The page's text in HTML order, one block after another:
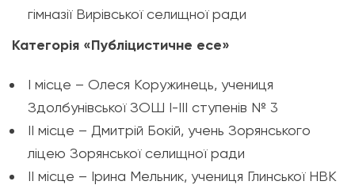
гімназії Вирівської селищної ради
Категорія «Публіцистичне есе»
І місце – Олеся Коружинець, учениця
Здолбунівської ЗОШ І-ІІІ ступенів № 3
ІІ місце – Дмитрій Бокій, учень Зорянського
ліцею Зорянської селищної ради
ІІ місце – Ірина Мельник, учениця Глинської НВК